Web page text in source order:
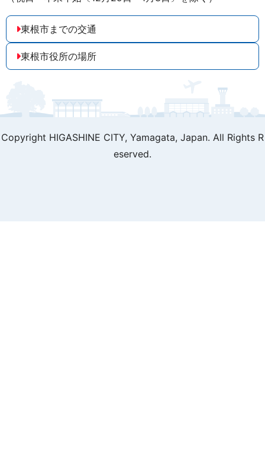
東根市までの交通
東根市役所の場所
Copyright HIGASHINE CITY, Yamagata, Japan. All Rights R
eserved.